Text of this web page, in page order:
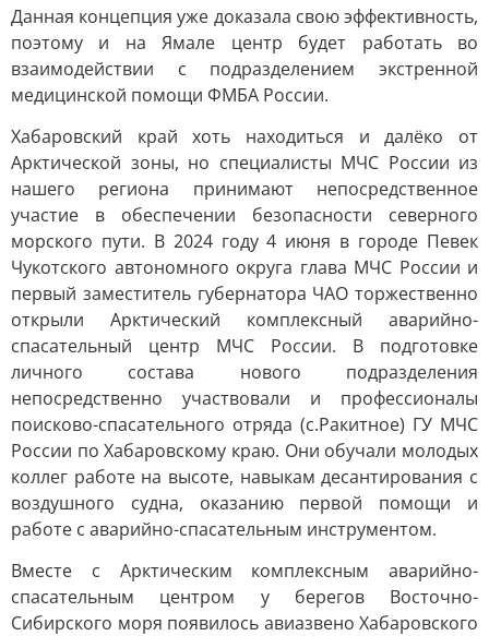
Данная концепция уже доказала свою эффективность,
поэтому и на Ямале центр будет работать во
взаимодействии с подразделением экстренной
медицинской помощи ФМБА России.
Хабаровский край хоть находиться и далёко от
Арктической зоны, но специалисты МЧС России из
нашего региона принимают непосредственное
участие в обеспечении безопасности северного
морского пути. В 2024 году 4 июня в городе Певек
Чукотского автономного округа глава МЧС России и
первый заместитель губернатора ЧАО торжественно
открыли Арктический комплексный аварийно-
спасательный центр МЧС России. В подготовке
личного состава нового подразделения
непосредственно участвовали и профессионалы
поисково-спасательного отряда (с.Ракитное) ГУ МЧС
России по Хабаровскому краю. Они обучали молодых
коллег работе на высоте, навыкам десантирования с
воздушного судна, оказанию первой помощи и
работе с аварийно-спасательным инструментом.
Вместе с Арктическим комплексным аварийно-
спасательным центром у берегов Восточно-
Сибирского моря появилось авиазвено Хабаровского